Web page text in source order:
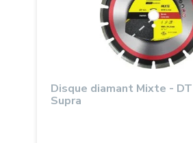
Disque diamant Mixte -
Supra